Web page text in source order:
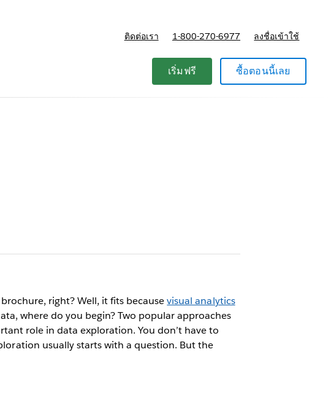
ติดต่อเรา 1-800-270-6977 ลงชื่อเข้าใช้
เริ่มฟรี ซื้อตอนนี้เลย
right? Well, it fits becausevisual analytics
where do you begin? Two popular approaches
role in data exploration. You don’t have to
usually starts with a question. But the